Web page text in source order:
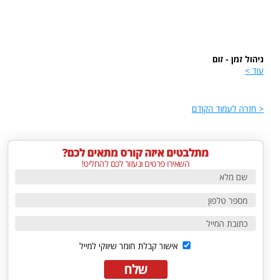
מתלבטים איזה קורס מתאים לכם?
השאירו פרטים ונעזור לכם להחליט!
אישור קבלת חומר שיווקי למייל
שלח
ניהול זמן - זום
עוד >
< חזרה לעמוד הקודם